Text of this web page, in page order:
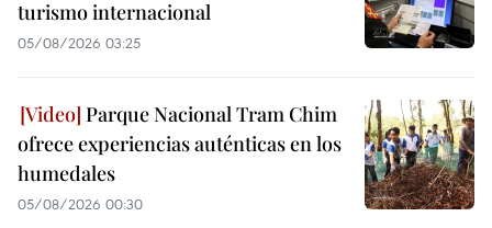
turismo internacional
05/08/2026 03:25
Parque Nacional Tram Chim
ofrece experiencias auténticas en los
humedales
05/08/2026 00:30